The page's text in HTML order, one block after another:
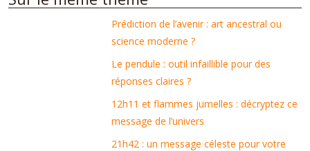
Prédiction de l’avenir : art ancestral ou
science moderne ?
Le pendule : outil infaillible pour des
réponses claires ?
12h11 et flammes jumelles : décryptez ce
message de l’univers
21h42 : un message céleste pour votre